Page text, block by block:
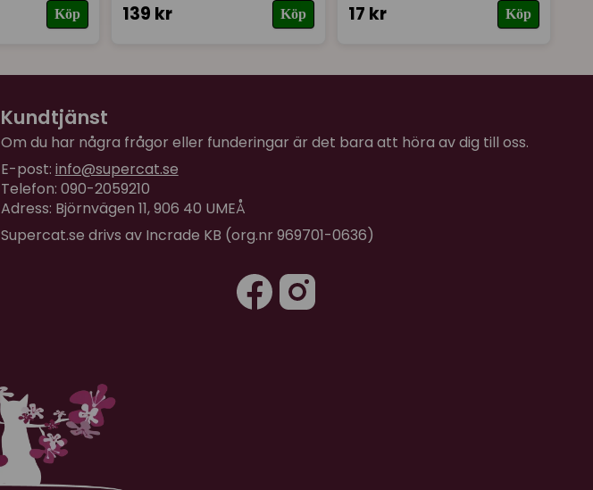
Köp 139 kr Köp 17 kr Köp
Kundtjänst
Om du har några frågor eller funderingar är det bara att höra av dig till oss.
E-post: info@supercat.se
Telefon: 090-2059210
Adress: Björnvägen 11, 906 40 UMEÅ
Supercat.se drivs av Incrade KB (org.nr 969701-0636)